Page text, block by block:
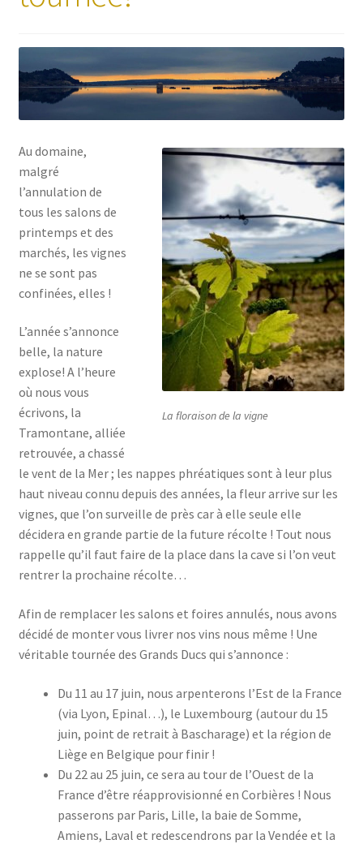
La floraison de la vigne
Au domaine,
malgré
l’annulation de
tous les salons de
printemps et des
marchés, les vignes
ne se sont pas
confinées, elles !
L’année s’annonce
belle, la nature
explose! A l’heure
où nous vous
écrivons, la
Tramontane, alliée
retrouvée, a chassé
le vent de la Mer ; les nappes phréatiques sont à leur plus
haut niveau connu depuis des années, la fleur arrive sur les
vignes, que l’on surveille de près car à elle seule elle
décidera en grande partie de la future récolte ! Tout nous
rappelle qu’il faut faire de la place dans la cave si l’on veut
rentrer la prochaine récolte…
Afin de remplacer les salons et foires annulés, nous avons
décidé de monter vous livrer nos vins nous même ! Une
véritable tournée des Grands Ducs qui s’annonce :
Du 11 au 17 juin, nous arpenterons l’Est de la France
(via Lyon, Epinal…), le Luxembourg (autour du 15
juin, point de retrait à Bascharage) et la région de
Liège en Belgique pour finir !
Du 22 au 25 juin, ce sera au tour de l’Ouest de la
France d’être réapprovisionné en Corbières ! Nous
passerons par Paris, Lille, la baie de Somme,
Amiens, Laval et redescendrons par la Vendée et la